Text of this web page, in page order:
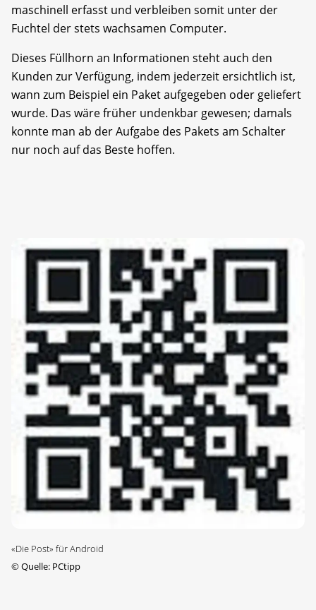
maschinell erfasst und verbleiben somit unter der
Fuchtel der stets wachsamen Computer.
Dieses Füllhorn an Informationen steht auch den
Kunden zur Verfügung, indem jederzeit ersichtlich ist,
wann zum Beispiel ein Paket aufgegeben oder geliefert
wurde. Das wäre früher undenkbar gewesen; damals
konnte man ab der Aufgabe des Pakets am Schalter
nur noch auf das Beste hoffen.
«Die Post» für Android
©Quelle: PCtipp